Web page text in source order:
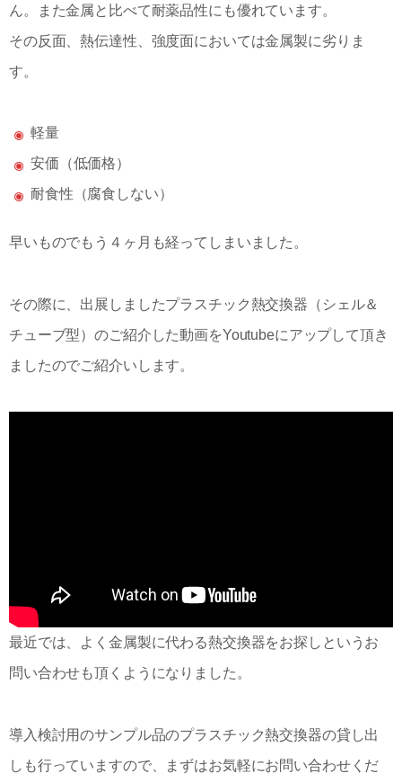
ん。また金属と比べて耐薬品性にも優れています。
その反面、熱伝達性、強度面においては金属製に劣りま
す。
軽量
安価（低価格）
耐食性（腐食しない）
早いものでもう４ヶ月も経ってしまいました。
その際に、出展しましたプラスチック熱交換器（シェル＆
チューブ型）のご紹介した動画をYoutubeにアップして頂き
ましたのでご紹介いします。
最近では、よく金属製に代わる熱交換器をお探しというお
問い合わせも頂くようになりました。
導入検討用のサンプル品のプラスチック熱交換器の貸し出
しも行っていますので、まずはお気軽にお問い合わせくだ